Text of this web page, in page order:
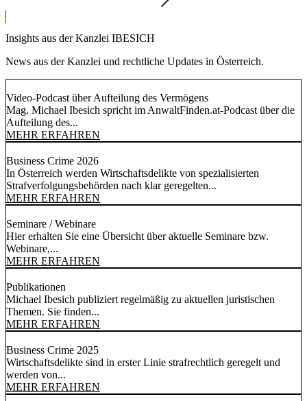
Insights aus der Kanzlei IBESICH
News aus der Kanzlei und rechtliche Updates in Österreich.
Video-Podcast über Aufteilung des Vermögens
Mag. Michael Ibesich spricht im AnwaltFinden.at-Podcast über die
Aufteilung des...
MEHR ERFAHREN
Business Crime 2026
In Österreich werden Wirtschaftsdelikte von spezialisierten
Strafverfolgungsbehörden nach klar geregelten...
MEHR ERFAHREN
Seminare / Webinare
Hier erhalten Sie eine Übersicht über aktuelle Seminare bzw.
Webinare,...
MEHR ERFAHREN
Publikationen
Michael Ibesich publiziert regelmäßig zu aktuellen juristischen
Themen. Sie finden...
MEHR ERFAHREN
Business Crime 2025
Wirtschaftsdelikte sind in erster Linie strafrechtlich geregelt und
werden von...
MEHR ERFAHREN